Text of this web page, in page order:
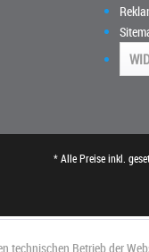
* Alle Preise inkl.
technischen Betrieb der